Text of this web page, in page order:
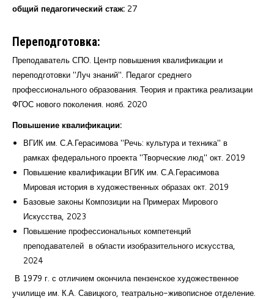
общий педагогический стаж: 27
Переподготовка:
Преподаватель СПО. Центр повышения квалификации и
переподготовки "Луч знаний". Педагог среднего
профессионального образования. Теория и практика реализации
ФГОС нового поколения. нояб. 2020
Повышение квалификации:
ВГИК им. С.А.Герасимова "Речь: культура и техника" в
рамках федерального проекта "Творческие люд" окт. 2019
Повышение квалификации ВГИК им. С.А.Герасимова
Мировая история в художественных образах окт. 2019
Базовые законы Композиции на Примерах Мирового
Искусства, 2023
Повышение профессиональных компетенций
преподавателей в области изобразительного искусства,
2024
В 1979 г. с отличием окончила пензенское художественное
училище им. К.А. Савицкого, театрально-живописное отделение.